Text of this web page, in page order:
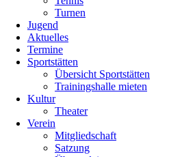
Turnen
Jugend
Aktuelles
Termine
Sportstätten
Übersicht Sportstätten
Trainingshalle mieten
Kultur
Theater
Verein
Mitgliedschaft
Satzung